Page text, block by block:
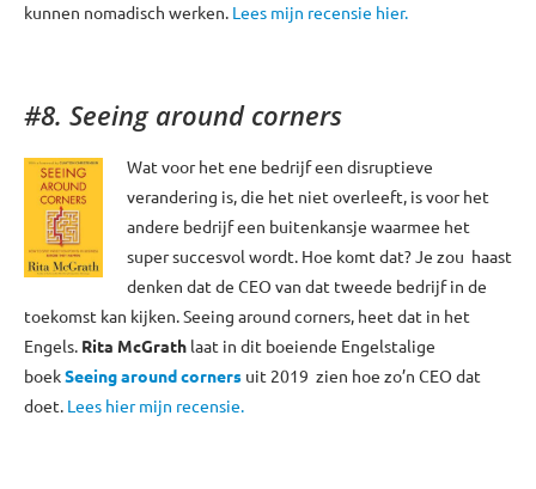
kunnen nomadisch werken. Lees mijn recensie hier.
#8. Seeing around corners
Wat voor het ene bedrijf een disruptieve
verandering is, die het niet overleeft, is voor het
andere bedrijf een buitenkansje waarmee het
super succesvol wordt. Hoe komt dat? Je zou haast
denken dat de CEO van dat tweede bedrijf in de
toekomst kan kijken. Seeing around corners, heet dat in het
Engels. Rita McGrath laat in dit boeiende Engelstalige
boekSeeing around corners uit 2019 zien hoe zo’n CEO dat
doet. Lees hier mijn recensie.